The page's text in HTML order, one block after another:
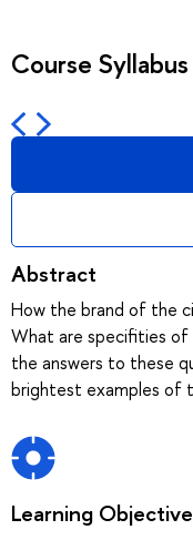
Course Syllabus
Abstract
How the brand of the
What are specifities of
the answers to these
brightest examples of
Learning